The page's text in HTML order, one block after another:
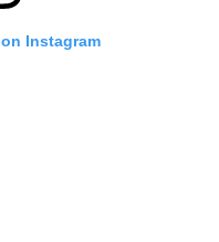
Instagram